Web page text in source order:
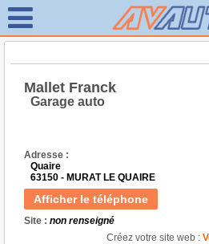
Mallet Franck
Garage auto
Adresse :
Quaire
63150 - MURAT LE QUAIRE
Afficher le téléphone
Site : non renseigné
Créez votre site web :